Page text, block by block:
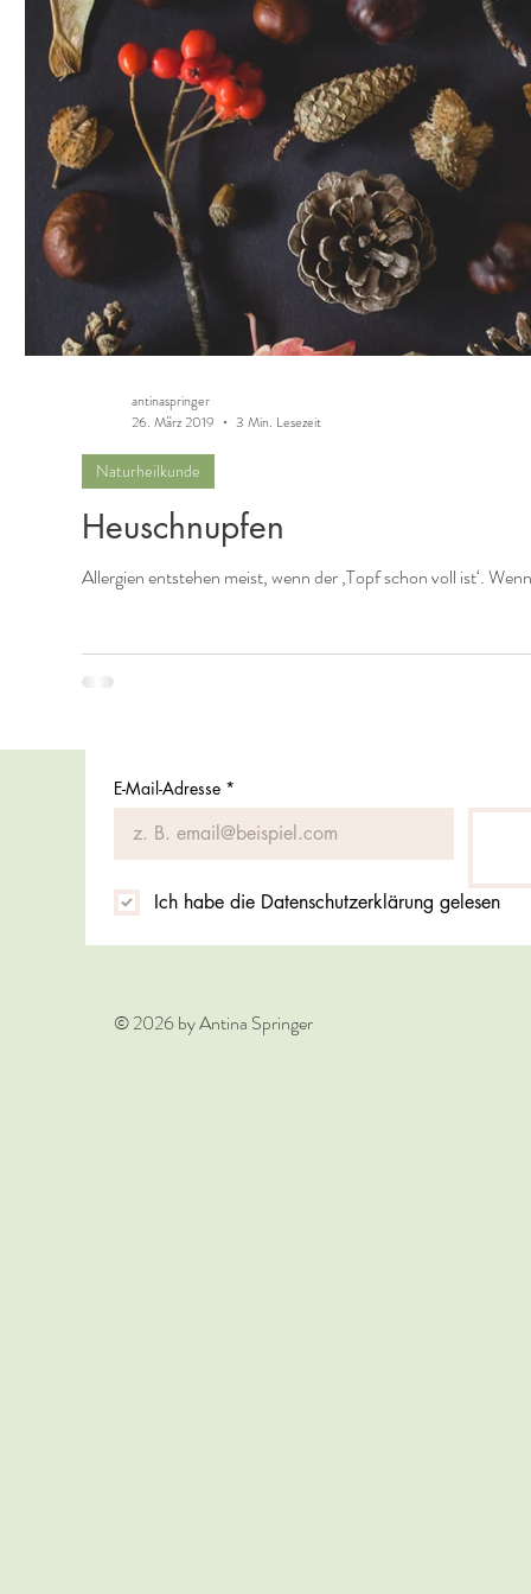
Heuschnupfen
Allergien entstehen meist, wenn der ‚Topf schon voll ist‘.
Naturheilkunde
antinaspringer
26. März 2019
3 Min. Lesezeit
E-Mail-Adresse *
Ich habe die Datenschutzerklärung gelesen
© 2026 by Antina Springer